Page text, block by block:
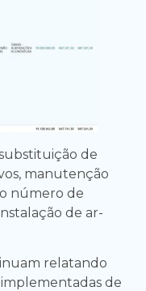
de
manutenção
número de
de ar-
relatando
de